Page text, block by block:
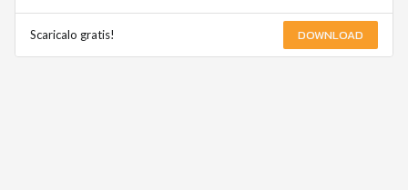
Scaricalo gratis! DOWNLOAD